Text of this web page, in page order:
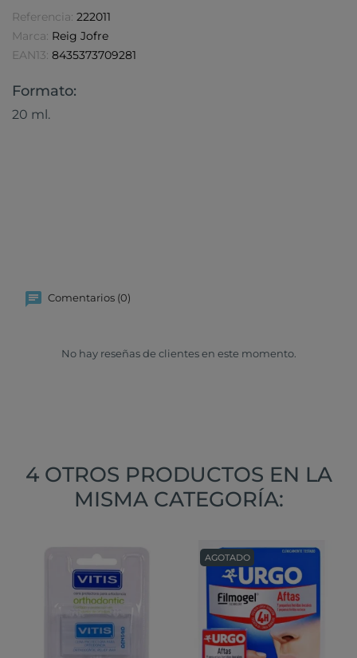
Referencia: 222011
Marca: Reig Jofre
EAN13: 8435373709281
Formato:
20 ml.
Comentarios (0)
No hay reseñas de clientes en este momento.
4 OTROS PRODUCTOS EN LA
MISMA CATEGORÍA:
AGOTADO